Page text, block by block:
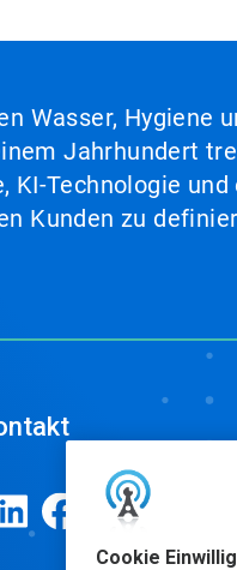
Cookie
Wasser, Hygiene
Jahrhundert
Technologie
Kunden zu